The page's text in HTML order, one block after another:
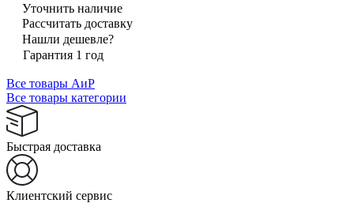
Уточнить наличие
Рассчитать доставку
Нашли дешевле?
Гарантия 1 год
Все товары АиР
Все товары категории
Быстрая доставка
Клиентский сервис